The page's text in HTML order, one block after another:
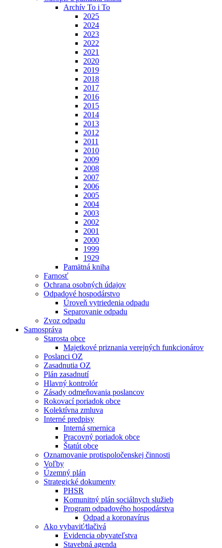
Archív To i To
2025
2024
2023
2022
2021
2020
2019
2018
2017
2016
2015
2014
2013
2012
2011
2010
2009
2008
2007
2006
2005
2004
2003
2002
2001
2000
1999
1929
Pamätná kniha
Farnosť
Ochrana osobných údajov
Odpadové hospodárstvo
Úroveň vytriedenia odpadu
Separovanie odpadu
Zvoz odpadu
Samospráva
Starosta obce
Majetkové priznania verejných funkcionárov
Poslanci OZ
Zasadnutia OZ
Plán zasadnutí
Hlavný kontrolór
Zásady odmeňovania poslancov
Rokovací poriadok obce
Kolektívna zmluva
Interné predpisy
Interná smernica
Pracovný poriadok obce
Štatút obce
Oznamovanie protispoločenskej činnosti
Voľby
Územný plán
Strategické dokumenty
PHSR
Komunitný plán sociálnych služieb
Program odpadového hospodárstva
Odpad a koronavírus
Ako vybaviť⁄tlačivá
Evidencia obyvateľstva
Stavebná agenda